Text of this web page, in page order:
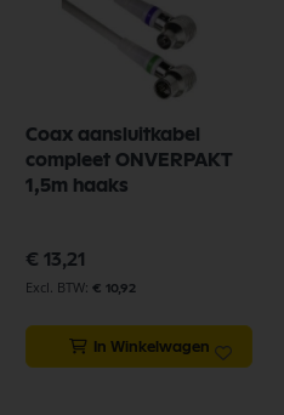
Coax aansluitkabel
compleet ONVERPAKT
1,5m haaks
€ 13,21
€ 10,92
In Winkelwagen